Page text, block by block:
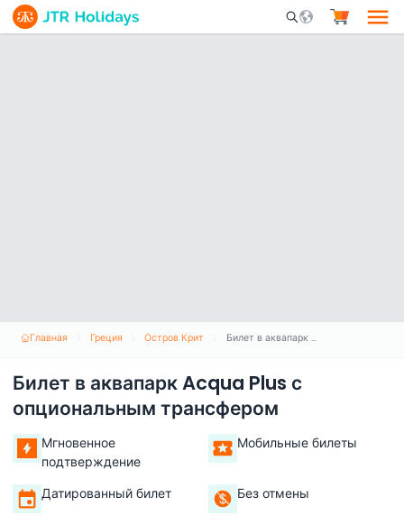
Mobile Search
Главная Греция Остров Крит Билет в аквапарк Acqua Plus с опциональным трансфером
Билет в аквапарк Acqua Plus с
опциональным трансфером
Мгновенное
подтверждение
Мобильные билеты
Датированный билет Без отмены